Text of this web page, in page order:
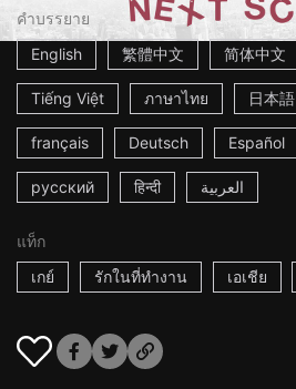
คำบรรยาย
English
繁體中文 简体中文
Tiếng Việt ภาษาไทย 日本語
français Deutsch Español
русский हिन्दी العربية
แท็ก
เกย์
รักในที่ทำงาน เอเชีย